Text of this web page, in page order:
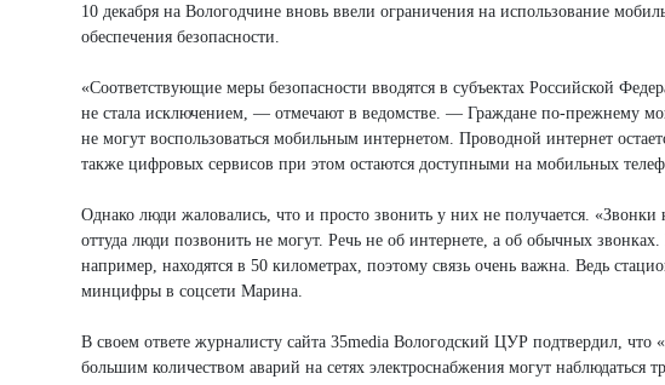
10 декабря на Вологодчине вновь ввели ограничения на использование
обеспечения безопасности.
«Соответствующие меры безопасности вводятся в субъектах Российской
не стала исключением, — отмечают в ведомстве. — Граждане по-прежнему
не могут воспользоваться мобильным интернетом. Проводной интернет
также цифровых сервисов при этом остаются доступными на мобильных
Однако люди жаловались, что и просто звонить у них не получается. «Звонки
оттуда люди позвонить не могут. Речь не об интернете, а об обычных
например, находятся в 50 километрах, поэтому связь очень важна. Ведь
минцифры в соцсети Марина.
В своем ответе журналисту сайта 35media Вологодский ЦУР подтвердил,
большим количеством аварий на сетях электроснабжения могут наблюдаться